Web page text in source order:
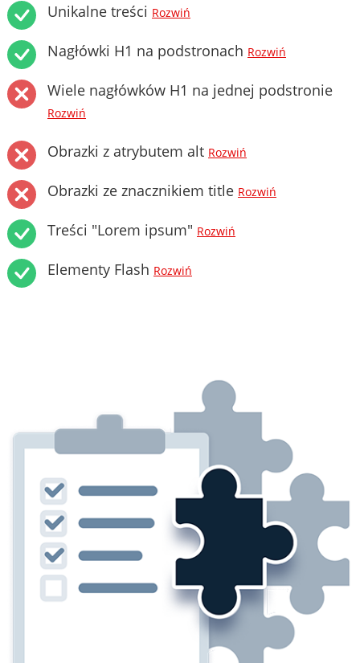
Unikalne treści Rozwiń
Nagłówki H1 na podstronach Rozwiń
Wiele nagłówków H1 na jednej podstronie
Rozwiń
Obrazki z atrybutem alt Rozwiń
Obrazki ze znacznikiem title Rozwiń
Treści "Lorem ipsum" Rozwiń
Elementy Flash Rozwiń